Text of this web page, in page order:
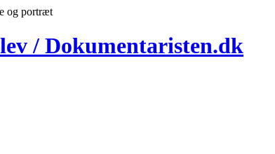
og portræt
/ Dokumentaristen.dk